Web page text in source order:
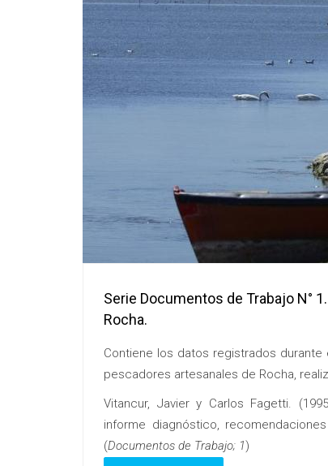
Serie Documentos de Trabajo N°
Rocha.
Contiene los datos registrados
pescadores artesanales de Rocha,
Vitancur, Javier y Carlos Fagetti.
informe diagnóstico,
(Documentos de Trabajo; 1)